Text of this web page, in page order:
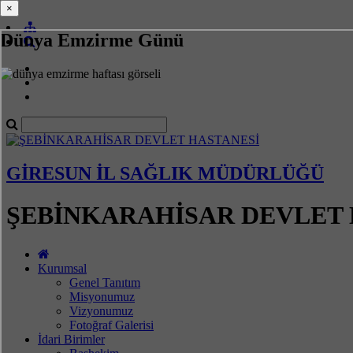
Dünya Emzirme Günü
GİRESUN İL SAĞLIK MÜDÜRLÜĞÜ
ŞEBİNKARAHİSAR DEVLET
Kurumsal
Genel Tanıtım
Misyonumuz
Vizyonumuz
Fotoğraf Galerisi
İdari Birimler
×